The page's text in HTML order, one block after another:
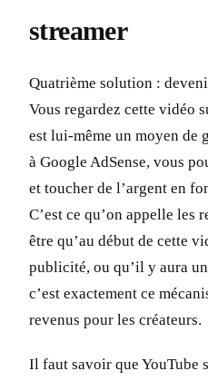
streamer
Quatrième solution :
Vous regardez cette vidéo
est lui-même un moyen de
à Google AdSense, vous
et toucher de l’argent en
C’est ce qu’on appelle les
être qu’au début de cette
publicité, ou qu’il y aura
c’est exactement ce
revenus pour les créateurs.
Il faut savoir que YouTube